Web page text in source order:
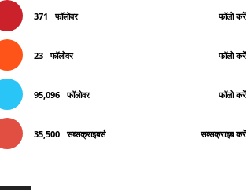
371 फॉलोवर फॉलो करें
23 फॉलोवर फॉलो करें
95,096 फॉलोवर फॉलो करें
35,500 सब्सक्राइबर्स सब्सक्राइब करें